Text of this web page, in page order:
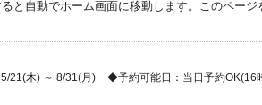
・ガパオ
【
と自動でホーム画面に移動します。このペー
21(木) ～ 8/31(月) 予約可能日：当日予約OK(16